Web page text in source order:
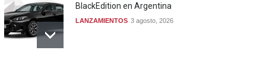
BlackEdition en Argentina
LANZAMIENTOS 3 agosto, 2026